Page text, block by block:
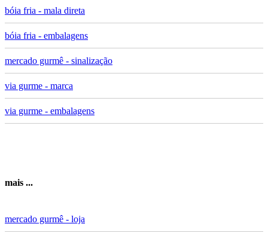
bóia fria - mala direta
bóia fria - embalagens
mercado gurmê - sinalização
via gurme - marca
via gurme - embalagens
mais ...
mercado gurmê - loja